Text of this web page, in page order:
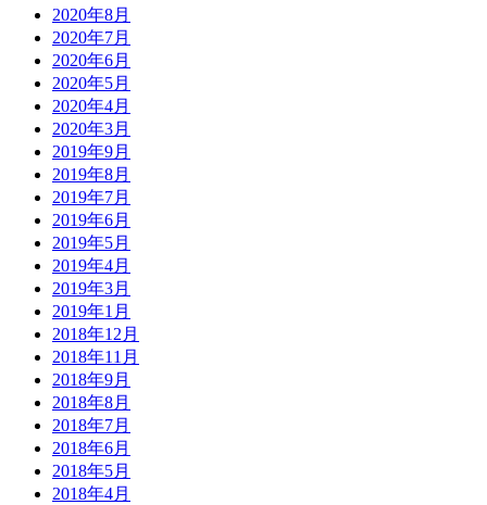
2020年8月
2020年7月
2020年6月
2020年5月
2020年4月
2020年3月
2019年9月
2019年8月
2019年7月
2019年6月
2019年5月
2019年4月
2019年3月
2019年1月
2018年12月
2018年11月
2018年9月
2018年8月
2018年7月
2018年6月
2018年5月
2018年4月